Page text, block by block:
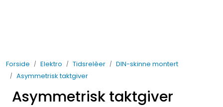
Forside Elektro Tidsrelèer
DIN-skinne montert
Asymmetrisk taktgiver
Asymmetrisk taktgiver
Fabrikkautomatisering
Prosessautomatisering